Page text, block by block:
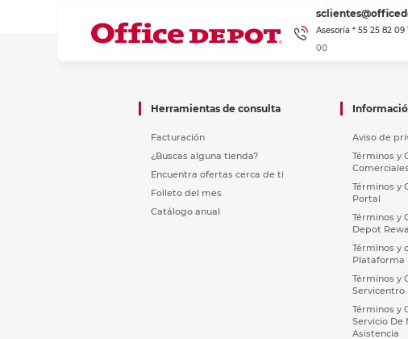
Asesoría * 55 25 82 09
00
Herramientas de consulta
Facturación
¿Buscas alguna tienda?
Encuentra ofertas cerca de ti
Folleto del mes
Catálogo anual
Aviso de
Términos y
Comerciales
Términos y
Portal
Términos y
Depot
Términos y
Plataforma
Términos y
Servicentro
Términos y
Servicio De
Asistencia